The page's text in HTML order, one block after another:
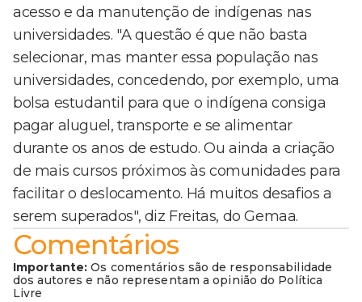
acesso e da manutenção de indígenas nas
universidades. "A questão é que não basta
selecionar, mas manter essa população nas
universidades, concedendo, por exemplo, uma
bolsa estudantil para que o indígena consiga
pagar aluguel, transporte e se alimentar
durante os anos de estudo. Ou ainda a criação
de mais cursos próximos às comunidades para
facilitar o deslocamento. Há muitos desafios a
serem superados", diz Freitas, do Gemaa.
Comentários
Importante: Os comentários são de responsabilidade
dos autores e não representam a opinião do Política
Livre